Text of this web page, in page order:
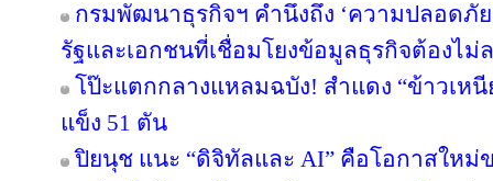
กรมพัฒนาธุรกิจฯ คำนึงถึง ‘ความปลอดภั
รัฐและเอกชนที่เชื่อมโยงข้อมูลธุรกิจต้องไ
โป๊ะแตกกลางแหลมฉบัง! สำแดง “ข้าวเห
แข็ง 51 ตัน
ปิยนุช แนะ “ดิจิทัลและ AI” คือโอกาสใหม่